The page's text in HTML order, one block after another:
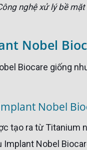
nghệ xử lý bề
Nobel
Nobel
Nobel